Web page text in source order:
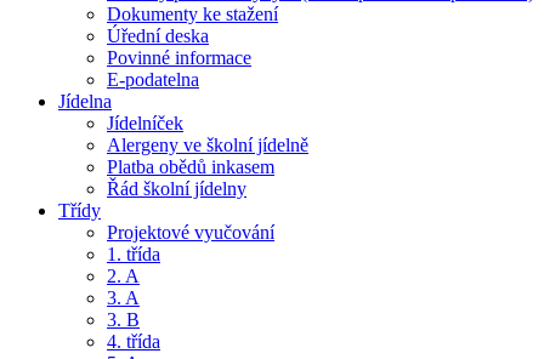
Dokumenty ke stažení
Úřední deska
Povinné informace
E-podatelna
Jídelna
Jídelníček
Alergeny ve školní jídelně
Platba obědů inkasem
Řád školní jídelny
Třídy
Projektové vyučování
1. třída
2. A
3. A
3. B
4. třída